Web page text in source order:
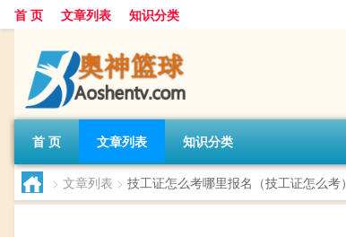
首 页 文章列表 知识分类
首 页 文章列表 知识分类
> 文章列表 > 技工证怎么考哪里报名（技工证怎么考）